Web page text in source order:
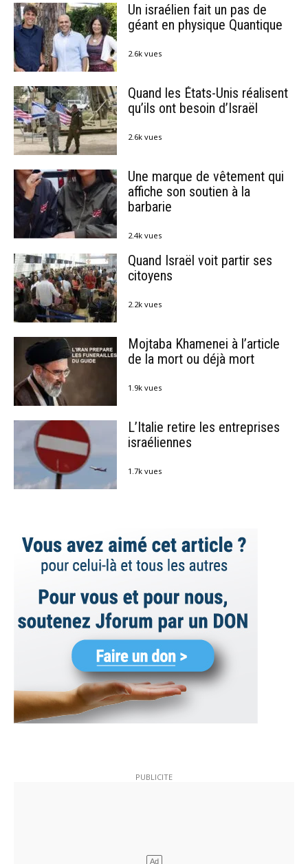
Un israélien fait un pas de
géant en physique Quantique
2.6k vues
Quand les États-Unis réalisent
qu’ils ont besoin d’Israël
2.6k vues
Une marque de vêtement qui
affiche son soutien à la
barbarie
2.4k vues
Quand Israël voit partir ses
citoyens
2.2k vues
Mojtaba Khamenei à l’article
de la mort ou déjà mort
1.9k vues
L’Italie retire les entreprises
israéliennes
1.7k vues